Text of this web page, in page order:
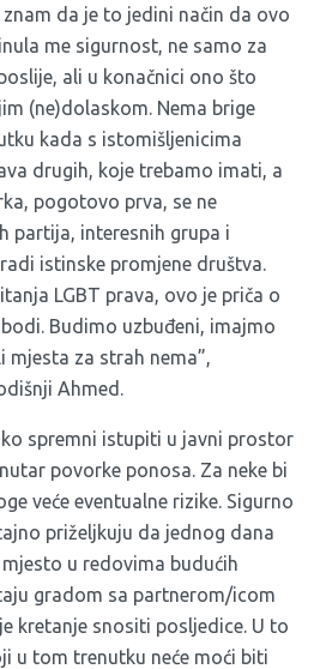
da je to jedini način da ovo
me sigurnost, ne samo za
ali u konačnici ono što
(ne)dolaskom. Nema brige
kada s istomišljenicima
drugih, koje trebamo imati, a
pogotovo prva, se ne
partija, interesnih grupa i
istinske promjene društva.
LGBT prava, ovo je priča o
Budimo uzbuđeni, imajmo
za strah nema”,
Ahmed.
spremni istupiti u javni prostor
povorke ponosa. Za neke bi
veće eventualne rizike. Sigurno
priželjkuju da jednog dana
u redovima budućih
gradom sa partnerom/icom
kretanje snositi posljedice. U to
u tom trenutku neće moći biti